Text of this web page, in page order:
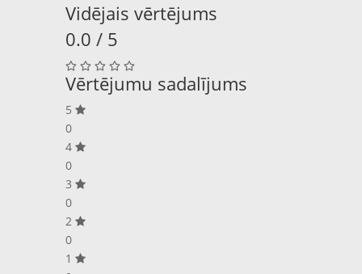
Vidējais vērtējums
0.0 / 5
Vērtējumu sadalījums
5
0
4
0
3
0
2
0
1